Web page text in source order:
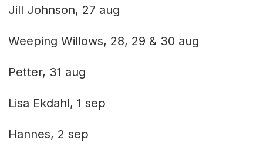
Jill Johnson, 27 aug
Weeping Willows, 28, 29 & 30 aug
Petter, 31 aug
Lisa Ekdahl, 1 sep
Hannes, 2 sep